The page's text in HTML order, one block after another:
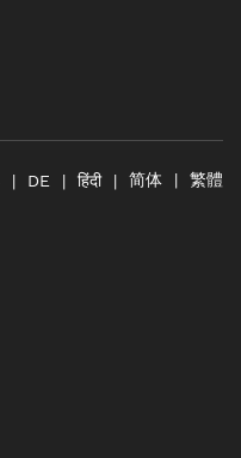
DE हिंदी 简体 繁體